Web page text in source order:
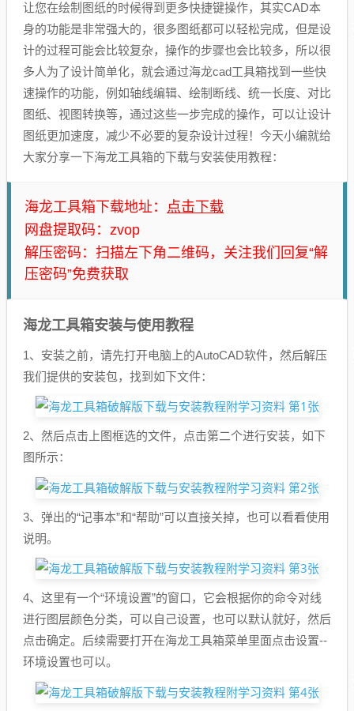
让您在绘制图纸的时候得到更多快捷键操作，其实CAD本
身的功能是非常强大的，很多图纸都可以轻松完成，但是设
计的过程可能会比较复杂，操作的步骤也会比较多，所以很
多人为了设计简单化，就会通过海龙cad工具箱找到一些快
速操作的功能，例如轴线编辑、绘制断线、统一长度、对比
图纸、视图转换等，通过这些一步完成的操作，可以让设计
图纸更加速度，减少不必要的复杂设计过程！今天小编就给
大家分享一下海龙工具箱的下载与安装使用教程：
海龙工具箱下载地址： 点击下载
网盘提取码：zvop
解压密码：扫描左下角二维码，关注我们回复“解
压密码”免费获取
海龙工具箱安装与使用教程
1、安装之前，请先打开电脑上的AutoCAD软件，然后解压
我们提供的安装包，找到如下文件：
2、然后点击上图框选的文件，点击第二个进行安装，如下
图所示：
3、弹出的“记事本”和“帮助”可以直接关掉，也可以看看使用
说明。
4、这里有一个“环境设置”的窗口，它会根据你的命令对线
进行图层颜色分类，可以自己设置，也可以默认就好，然后
点击确定。后续需要打开在海龙工具箱菜单里面点击设置--
环境设置也可以。